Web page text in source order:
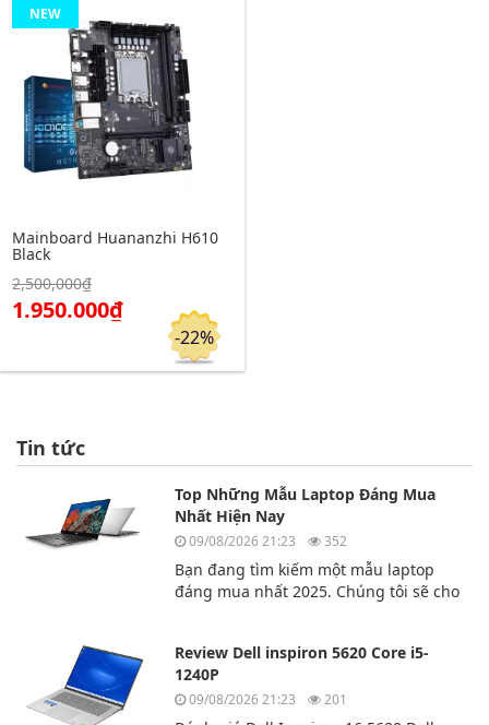
NEW
Mainboard Huananzhi H610
Black
2,500,000₫
1.950.000₫
-22%
Tin tức
Top Những Mẫu Laptop Đáng Mua
Nhất Hiện Nay
09/08/2026 21:23 352
Bạn đang tìm kiếm một mẫu laptop
đáng mua nhất 2025. Chúng tôi sẽ cho
Review Dell inspiron 5620 Core i5-
1240P
09/08/2026 21:23 201